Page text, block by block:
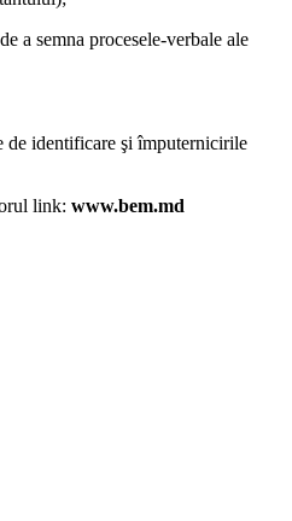
a semna procesele-verbale ale
de identificare şi împuternicirile
link: www.bem.md